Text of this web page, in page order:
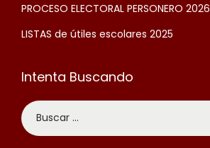
PROCESO ELECTORAL PERSONERO 2026
LISTAS de útiles escolares 2025
Intenta Buscando